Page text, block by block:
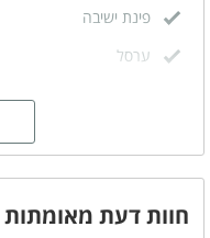
פינת ישיבה
ערסל
חוות דעת מאומתות